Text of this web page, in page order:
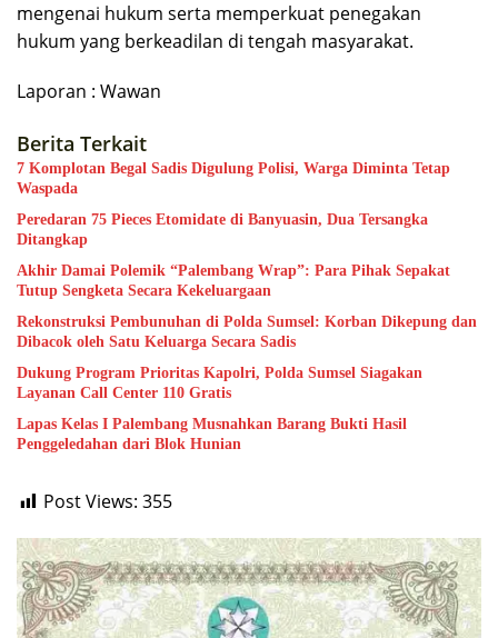
mengenai hukum serta memperkuat penegakan
hukum yang berkeadilan di tengah masyarakat.
Laporan : Wawan
Berita Terkait
7 Komplotan Begal Sadis Digulung Polisi, Warga Diminta Tetap
Waspada
Peredaran 75 Pieces Etomidate di Banyuasin, Dua Tersangka
Ditangkap
Akhir Damai Polemik “Palembang Wrap”: Para Pihak Sepakat
Tutup Sengketa Secara Kekeluargaan
Rekonstruksi Pembunuhan di Polda Sumsel: Korban Dikepung dan
Dibacok oleh Satu Keluarga Secara Sadis
Dukung Program Prioritas Kapolri, Polda Sumsel Siagakan
Layanan Call Center 110 Gratis
Lapas Kelas I Palembang Musnahkan Barang Bukti Hasil
Penggeledahan dari Blok Hunian
Post Views: 355